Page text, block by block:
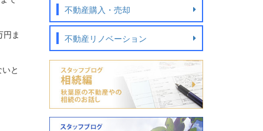
ま
と
不動産購入・売却
不動産リノベーション